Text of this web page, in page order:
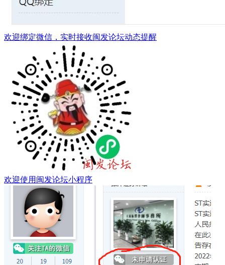
欢迎绑定微信，实时接收闽发论坛动态提醒
欢迎使用闽发论坛小程序